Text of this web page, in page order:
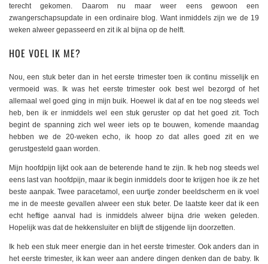
terecht gekomen. Daarom nu maar weer eens gewoon een
zwangerschapsupdate in een ordinaire blog. Want inmiddels zijn we de 19
weken alweer gepasseerd en zit ik al bijna op de helft.
HOE VOEL IK ME?
Nou, een stuk beter dan in het eerste trimester toen ik continu misselijk en
vermoeid was. Ik was het eerste trimester ook best wel bezorgd of het
allemaal wel goed ging in mijn buik. Hoewel ik dat af en toe nog steeds wel
heb, ben ik er inmiddels wel een stuk geruster op dat het goed zit. Toch
begint de spanning zich wel weer iets op te bouwen, komende maandag
hebben we de 20-weken echo, ik hoop zo dat alles goed zit en we
gerustgesteld gaan worden.
Mijn hoofdpijn lijkt ook aan de beterende hand te zijn. Ik heb nog steeds wel
eens last van hoofdpijn, maar ik begin inmiddels door te krijgen hoe ik ze het
beste aanpak. Twee paracetamol, een uurtje zonder beeldscherm en ik voel
me in de meeste gevallen alweer een stuk beter. De laatste keer dat ik een
echt heftige aanval had is inmiddels alweer bijna drie weken geleden.
Hopelijk was dat de hekkensluiter en blijft de stijgende lijn doorzetten.
Ik heb een stuk meer energie dan in het eerste trimester. Ook anders dan in
het eerste trimester, ik kan weer aan andere dingen denken dan de baby. Ik